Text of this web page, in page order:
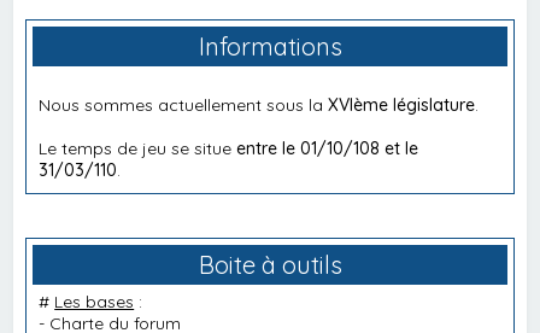
Informations
Nous sommes actuellement sous laXVIème législature
Le temps de jeu se situeentre le 01/10/108 et le
31/03/110
Boite à outils
# Les bases :
- Charte du forum